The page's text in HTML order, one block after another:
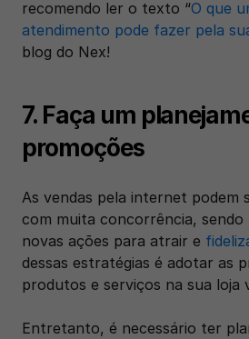
recomendo ler o texto “O que
atendimento pode fazer pela
blog do Nex!
7. Faça um
promoções
As vendas pela internet podem
com muita concorrência, sendo
novas ações para atrair e
dessas estratégias é adotar as
produtos e serviços na sua loja
Entretanto, é necessário ter